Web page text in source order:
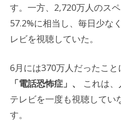
す。一方、2,720万人のス
57.2%に相当し、毎日少な
レビを視聴していた。
6月には370万人だったこと
「電話恐怖症」、
これは
テレビを一度も視聴してい
す。